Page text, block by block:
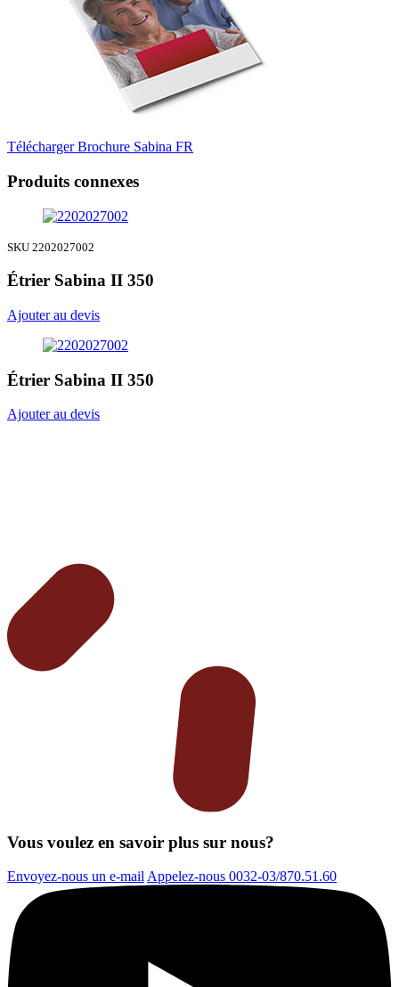
Télécharger Brochure Sabina FR
Produits connexes
SKU 2202027002
Étrier Sabina II 350
Ajouter au devis
Étrier Sabina II 350
Ajouter au devis
Vous voulez en savoir plus sur nous?
Envoyez-nous un e-mail Appelez-nous 0032-03/870.51.60